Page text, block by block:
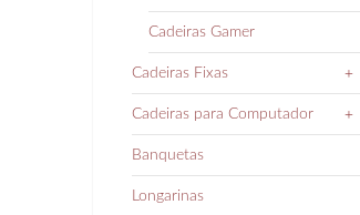
Cadeiras Gamer
Cadeiras Fixas +
Cadeiras para Computador +
Banquetas
Longarinas